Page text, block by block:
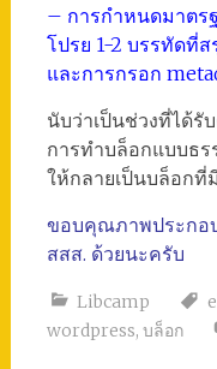
– การกำหนดมาตร
โปรย 1-2 บรรทัดที่
และการกรอก
นับว่าเป็นช่วงที่ได้รั
การทำบล็อกแบบธร
ให้กลายเป็นบล็อกที่
ขอบคุณภาพประกอ
สสส. ด้วยนะครับ
Libcamp
wordpress, บล็อก